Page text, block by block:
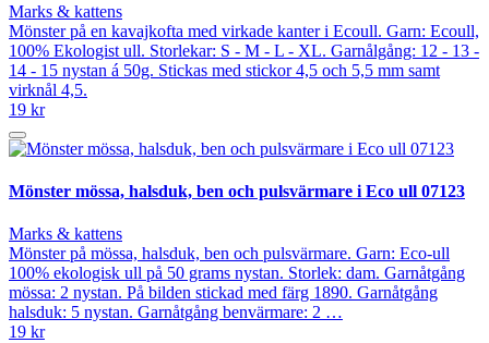
Marks & kattens
Mönster på en kavajkofta med virkade kanter i Ecoull. Garn: Ecoull,
100% Ekologist ull. Storlekar: S - M - L - XL. Garnålgång: 12 - 13 -
14 - 15 nystan á 50g. Stickas med stickor 4,5 och 5,5 mm samt
virknål 4,5.
19 kr
Mönster mössa, halsduk, ben och pulsvärmare i Eco ull 07123
Marks & kattens
Mönster på mössa, halsduk, ben och pulsvärmare. Garn: Eco-ull
100% ekologisk ull på 50 grams nystan. Storlek: dam. Garnåtgång
mössa: 2 nystan. På bilden stickad med färg 1890. Garnåtgång
halsduk: 5 nystan. Garnåtgång benvärmare: 2 …
19 kr